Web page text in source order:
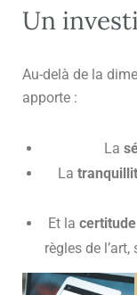
Un
Au-delà de la
apporte :
La
La
Et la certitude
règles de